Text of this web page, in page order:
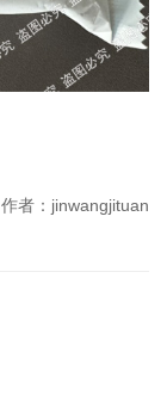
作者：jinwangjituan